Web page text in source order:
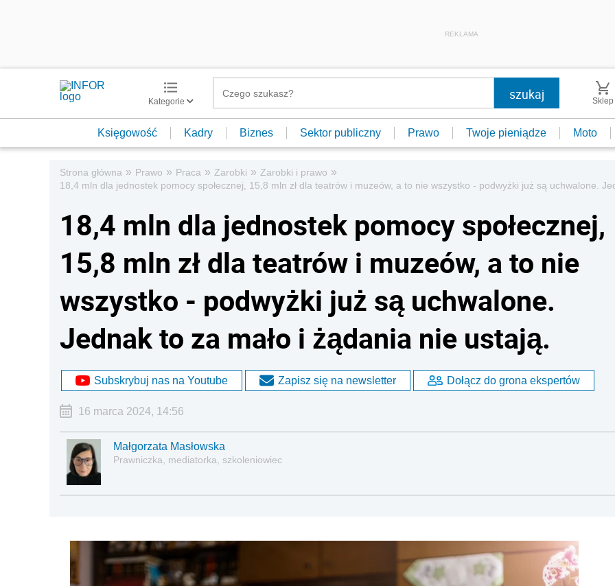
REKLAMA
Kategorie Sklep
Księgowość Kadry Biznes Sektor publiczny Prawo Twoje pieniądze Moto
Strona główna » Prawo » Praca » Zarobki » Zarobki i prawo »
18,4 mln dla jednostek pomocy społecznej, 15,8 mln zł dla teatrów i muzeów, a to nie wszystko - podwyżki już są uchwalone.
18,4 mln dla jednostek pomocy społecznej,
15,8 mln zł dla teatrów i muzeów, a to nie
wszystko - podwyżki już są uchwalone.
Jednak to za mało i żądania nie ustają.
Subskrybuj nas na Youtube Zapisz się na newsletter Dołącz do grona ekspertów
16 marca 2024, 14:56
Małgorzata Masłowska
Prawniczka, mediatorka, szkoleniowiec